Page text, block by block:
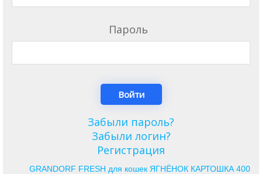
Пароль
Забыли пароль?
Забыли логин?
Регистрация
GRANDORF FRESH для кошек ЯГНЁНОК КАРТОШКА 400